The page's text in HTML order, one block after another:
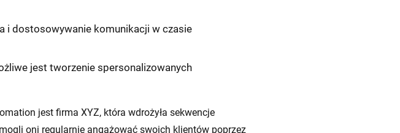
i dostosowywanie komunikacji w czasie
jest tworzenie spersonalizowanych
jest firma XYZ, która wdrożyła sekwencje
oni regularnie angażować swoich klientów poprzez